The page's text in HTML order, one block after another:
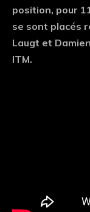
position, pour
se sont placés
Laugt et
ITM.